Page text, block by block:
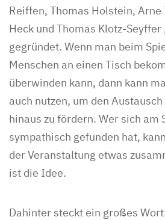
Reiffen, Thomas Holstein, Arne
Heck und Thomas Klotz-
gegründet. Wenn man beim
Menschen an einen Tisch
überwinden kann, dann kann
auch nutzen, um den
hinaus zu fördern. Wer sich am
sympathisch gefunden hat,
der Veranstaltung etwas
ist die Idee.
Dahinter steckt ein großes